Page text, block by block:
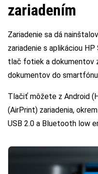
zariadením
Zariadenie sa dá
zariadenie s aplikáciou
tlač fotiek a dokumentov
dokumentov do
Tlačiť môžete z Android
(AirPrint) zariadenia,
USB 2.0 a Bluetooth low